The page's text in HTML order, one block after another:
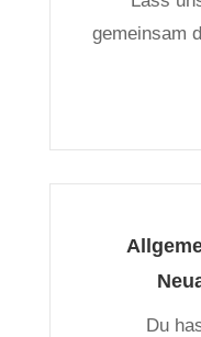
gemeinsam
Du